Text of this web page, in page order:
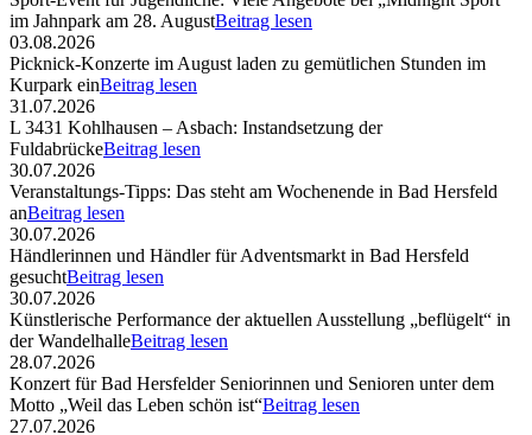
im Jahnpark am 28. AugustBeitrag lesen
03.08.2026
Picknick-Konzerte im August laden zu gemütlichen Stunden im
Kurpark einBeitrag lesen
31.07.2026
L 3431 Kohlhausen – Asbach: Instandsetzung der
FuldabrückeBeitrag lesen
30.07.2026
Veranstaltungs-Tipps: Das steht am Wochenende in Bad Hersfeld
anBeitrag lesen
30.07.2026
Händlerinnen und Händler für Adventsmarkt in Bad Hersfeld
gesuchtBeitrag lesen
30.07.2026
Künstlerische Performance der aktuellen Ausstellung „beflügelt“ in
der WandelhalleBeitrag lesen
28.07.2026
Konzert für Bad Hersfelder Seniorinnen und Senioren unter dem
Motto „Weil das Leben schön ist“Beitrag lesen
27.07.2026